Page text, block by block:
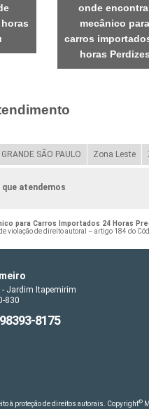
onde
mecânico para
carros
horas Perdizes
GRANDE SÃO PAULO Zona Leste
atendemos
para Carros Importados 24 Horas
violação de direito autoral – artigo 184 do
Jardim Itapemirim
830
98393-8175
à proteção de direitos autorais. Copyright©